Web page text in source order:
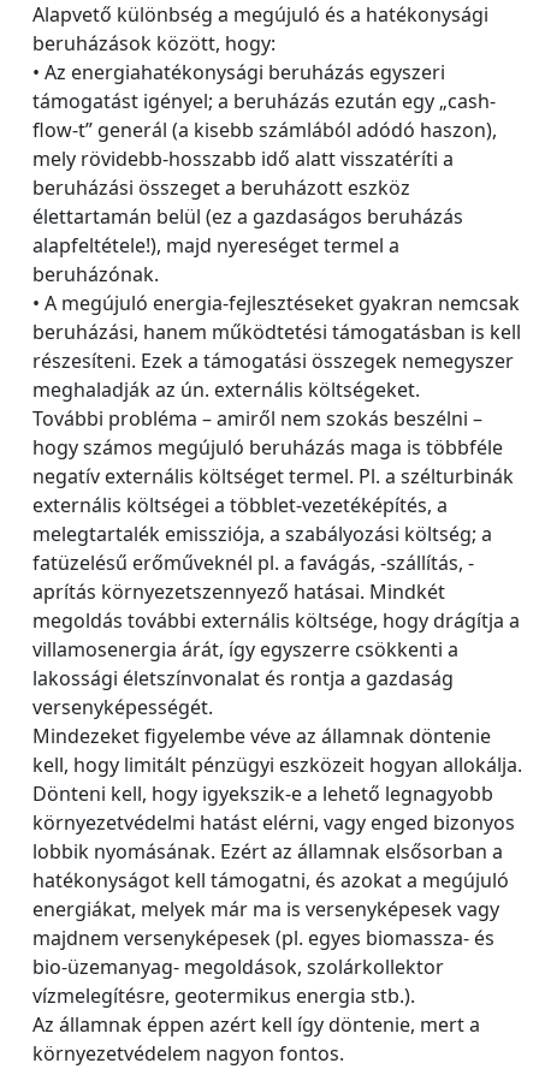
Alapvető különbség a megújuló és a hatékonysági
beruházások között, hogy:
• Az energiahatékonysági beruházás egyszeri
támogatást igényel; a beruházás ezután egy „cash-
flow-t” generál (a kisebb számlából adódó haszon),
mely rövidebb-hosszabb idő alatt visszatéríti a
beruházási összeget a beruházott eszköz
élettartamán belül (ez a gazdaságos beruházás
alapfeltétele!), majd nyereséget termel a
beruházónak.
• A megújuló energia-fejlesztéseket gyakran nemcsak
beruházási, hanem működtetési támogatásban is kell
részesíteni. Ezek a támogatási összegek nemegyszer
meghaladják az ún. externális költségeket.
További probléma – amiről nem szokás beszélni –
hogy számos megújuló beruházás maga is többféle
negatív externális költséget termel. Pl. a szélturbinák
externális költségei a többlet-vezetéképítés, a
melegtartalék emissziója, a szabályozási költség; a
fatüzelésű erőműveknél pl. a favágás, -szállítás, -
aprítás környezetszennyező hatásai. Mindkét
megoldás további externális költsége, hogy drágítja a
villamosenergia árát, így egyszerre csökkenti a
lakossági életszínvonalat és rontja a gazdaság
versenyképességét.
Mindezeket figyelembe véve az államnak döntenie
kell, hogy limitált pénzügyi eszközeit hogyan allokálja.
Dönteni kell, hogy igyekszik-e a lehető legnagyobb
környezetvédelmi hatást elérni, vagy enged bizonyos
lobbik nyomásának. Ezért az államnak elsősorban a
hatékonyságot kell támogatni, és azokat a megújuló
energiákat, melyek már ma is versenyképesek vagy
majdnem versenyképesek (pl. egyes biomassza- és
bio-üzemanyag- megoldások, szolárkollektor
vízmelegítésre, geotermikus energia stb.).
Az államnak éppen azért kell így döntenie, mert a
környezetvédelem nagyon fontos.